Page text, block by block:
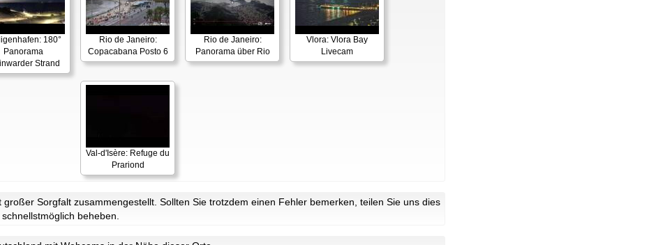
180°
Panorama
Strand
Rio de Janeiro:
Copacabana Posto 6
Rio de Janeiro:
Panorama über Rio
Vlora: Vlora Bay
Livecam
Val-d'Isère: Refuge du
Prariond
Sorgfalt zusammengestellt. Sollten Sie trotzdem einen Fehler bemerken, teilen Sie uns dies
beheben.